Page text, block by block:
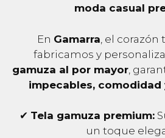
moda casual
En Gamarra , el
fabricamos y
gamuza al por mayor ,
impecables, comodidad
✔ Tela gamuza premium:
un toque